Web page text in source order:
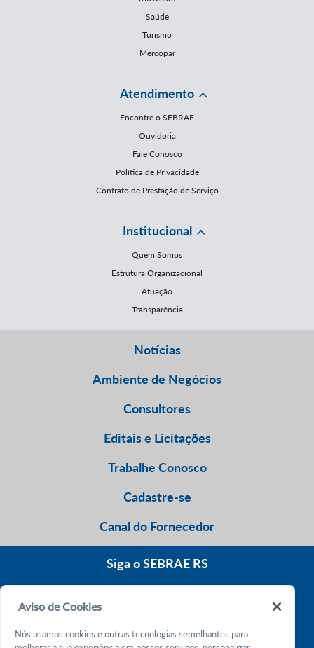
Saúde
Turismo
Mercopar
Atendimento
Encontre o SEBRAE
Ouvidoria
Fale Conosco
Política de Privacidade
Contrato de Prestação de Serviço
Institucional
Quem Somos
Estrutura Organizacional
Atuação
Transparência
Notícias
Ambiente de Negócios
Consultores
Editais e Licitações
Trabalhe Conosco
Cadastre-se
Canal do Fornecedor
Siga o SEBRAE RS
Atendimento 24h
Aviso de Cookies
Nós usamos cookies e outras tecnologias semelhantes para